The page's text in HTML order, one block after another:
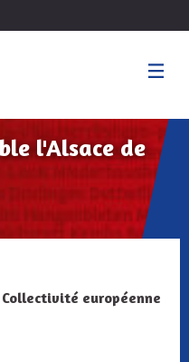
l'Alsace de
européenne